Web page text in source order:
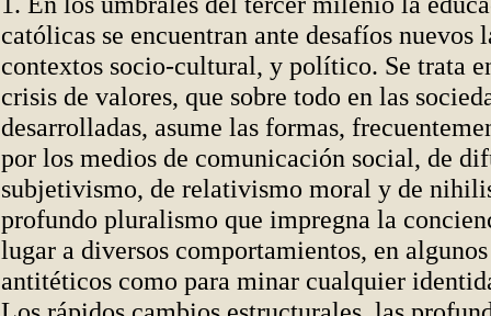
católicas se encuentran ante desafíos nuevos
contextos socio-cultural, y político. Se trata
crisis de valores, que sobre todo en las
desarrolladas, asume las formas,
por los medios de comunicación social, de
subjetivismo, de relativismo moral y de
profundo pluralismo que impregna la
lugar a diversos comportamientos, en algunos
antitéticos como para minar cualquier